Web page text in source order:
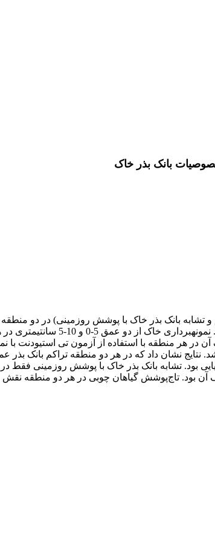
تشابه بانک بذر خاک با پوشش روزمینی) در دو منطقه
شد. در این مطالعه تعداد 20 پلات در زیر درخت
هر منطقه با استفاده از آزمون تی استیودنت با
بود. تاج‌پوشش گیاهان چوبی در هر دو منطقه نقش